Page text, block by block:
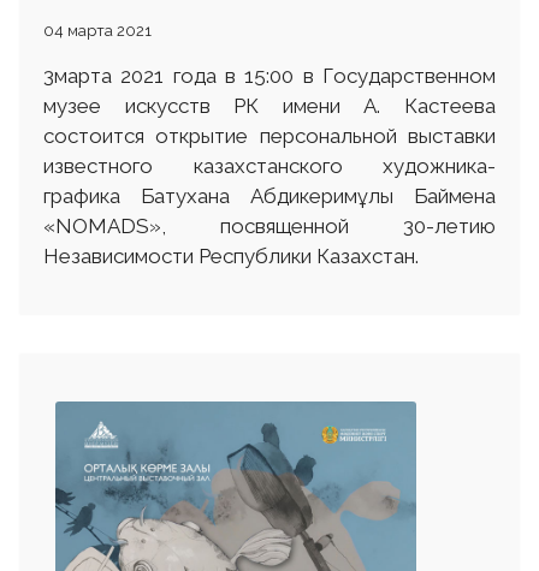
04 марта 2021
3марта 2021 года в 15:00 в Государственном
музее искусств РК имени А. Кастеева
состоится открытие персональной выставки
известного казахстанского художника-
графика Батухана Абдикеримұлы Баймена
«NOMADS», посвященной 30-летию
Независимости Республики Казахстан.